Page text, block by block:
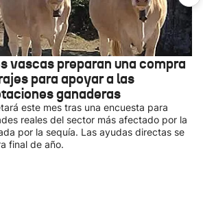
vascas preparan una compra
para apoyar a las
ganaderas
este mes tras una encuesta para
reales del sector más afectado por la
por la sequía. Las ayudas directas se
final de año.